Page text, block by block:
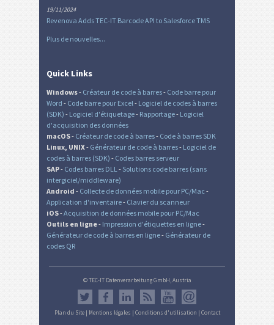
19/11/2024
Revenova Adds TEC-IT Barcode API to Salesforce TMS
Plus de nouvelles...
Quick Links
Windows- Créateur de code à barres- Code barre pour
Word - Code barre pour Excel - Logiciel de codes à barres
(SDK) - Logiciel d'étiquetage- Rapportage- Logiciel
d'acquisition des données
macOS- Créateur de code à barres- Code à barres SDK
Linux, UNIX- Générateur de code à barres- Logiciel de
codes à barres (SDK) - Codes barres serveur
SAP- Codes barres DLL - Solutions code barres (sans
intergiciel/middleware)
Android - Collecte de données mobile pour PC/Mac -
Application d'inventaire- Clavier du scanneur
iOS-Acquisition de données mobile pour PC/Mac
Outils en ligne- Impression d'étiquettes en ligne-
Générateur de code à barres en ligne- Générateur de
codes QR
© TEC-IT Datenverarbeitung GmbH, Austria
Plan du Site| Mentions légales | Conditions d'utilisation | Contact